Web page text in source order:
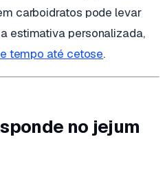
carboidratos pode levar
estimativa personalizada,
tempo até cetose.
no jejum